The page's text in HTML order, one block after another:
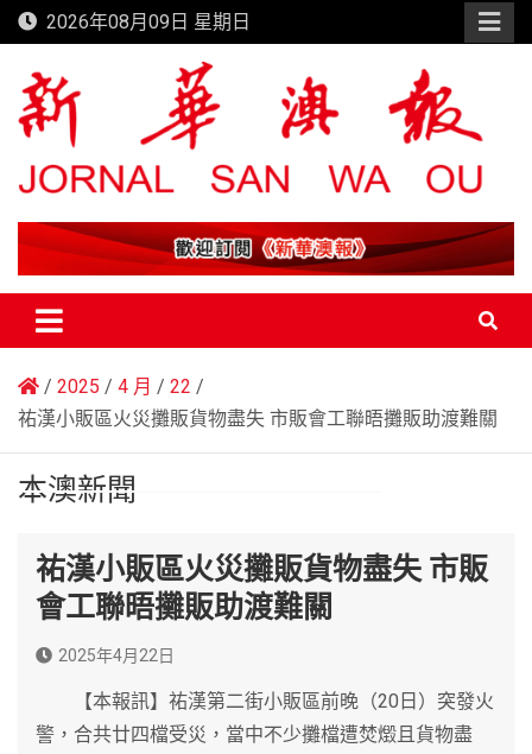
Skip
to
content
2026年08月09日 星期日
新華澳報
2025 4 月
22
祐漢小販區火災攤販貨物盡失 市販會工聯晤攤販助渡難關
本澳新聞
祐漢小販區火災攤販貨物盡失 市販
會工聯晤攤販助渡難關
2025年4月22日
【本報訊】祐漢第二街小販區前晚（20日）突發火
警，合共廿四檔受災，當中不少攤檔遭焚燬且貨物盡